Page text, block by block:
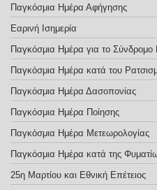
Παγκόσμια Ημέρα Αφήγησης
Εαρινή Ισημερία
Παγκόσμια Ημέρα για το Σύνδρομο
Παγκόσμια Ημέρα κατά του
Παγκόσμια Ημέρα Δασοπονίας
Παγκόσμια Ημέρα Ποίησης
Παγκόσμια Ημέρα Μετεωρολογίας
Παγκόσμια Ημέρα κατά της
25η Μαρτίου και Εθνική Επέτειος